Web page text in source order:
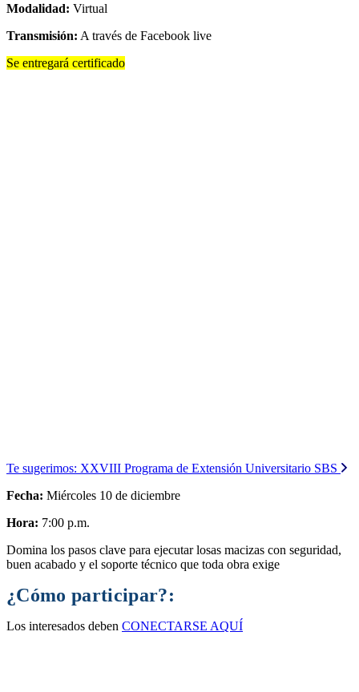
Modalidad: Virtual
Transmisión: A través de Facebook live
Se entregará certificado
Te sugerimos: XXVIII Programa de Extensión Universitario SBS
Fecha: Miércoles 10 de diciembre​
Hora: 7:00 p.m.
Domina los pasos clave para ejecutar losas macizas con seguridad,
buen acabado y el soporte técnico que toda obra exige
¿Cómo participar?:
Los interesados deben CONECTARSE AQUÍ